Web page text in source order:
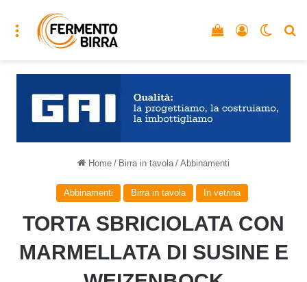
Menu Accedi
Vedi il carrello
Home / Birra in tavola / Abbinamenti
Abbinamenti Birra in tavola In vetrina
TORTA SBRICIOLATA CON
MARMELLATA DI SUSINE E